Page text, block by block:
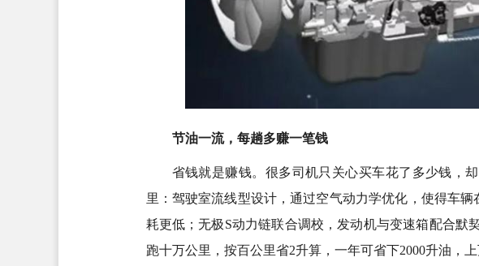
节油一流，每趟多赚一笔钱
省钱就是赚钱。很多司机只关心买车花了多少钱，
里：驾驶室流线型设计，通过空气动力学优化，使得车
耗更低；无极S动力链联合调校，发动机与变速箱配合默
跑十万公里，按百公里省2升算，一年可省下2000升油，